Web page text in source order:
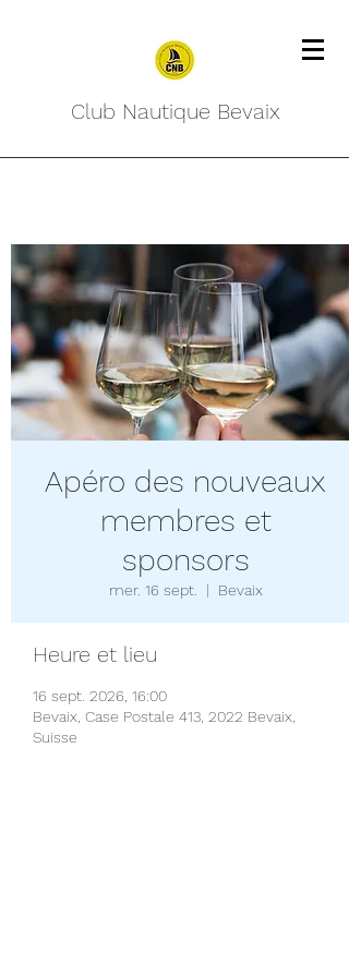
Club Nautique Bevaix
Apéro des nouveaux
membres et
sponsors
mer. 16 sept.
  |
Bevaix
Heure et lieu
16 sept. 2026, 16:00
Bevaix, Case Postale 413, 2022 Bevaix,
Suisse